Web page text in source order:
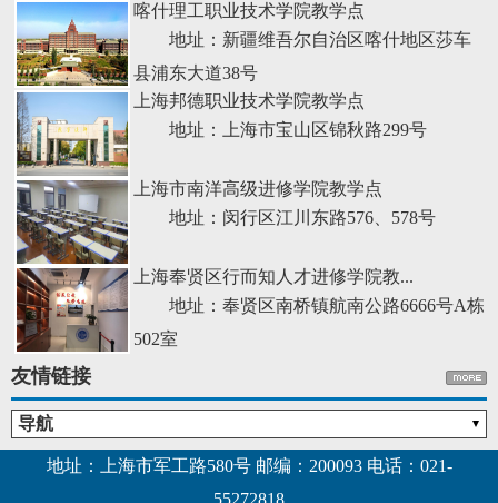
喀什理工职业技术学院教学点
地址：新疆维吾尔自治区喀什地区莎车
县浦东大道38号
上海邦德职业技术学院教学点
地址：上海市宝山区锦秋路299号
上海市南洋高级进修学院教学点
地址：闵行区江川东路576、578号
上海奉贤区行而知人才进修学院教...
地址：奉贤区南桥镇航南公路6666号A栋
502室
友情链接
导航
地址：上海市军工路580号 邮编：200093 电话：021-